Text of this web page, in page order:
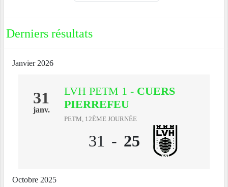
Derniers résultats
Janvier 2026
31
janv.
LVH PETM 1 - CUERS
PIERREFEU
PETM, 12ÈME JOURNÉE
31 - 25
Octobre 2025